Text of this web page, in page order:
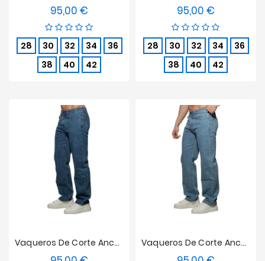
95,00 €
28 30 32 34
36
38
40 42
95,00 €
28 30 32 34
36
38
40 42
Vaqueros De Corte Ancho Vaqueros - Azul Oscuro Vaqueros De Corte Ancho Vaqueros - Azul